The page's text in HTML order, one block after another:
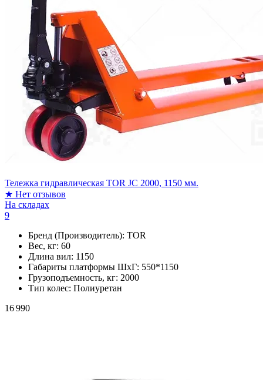
Тележка гидравлическая TOR JC 2000, 1150 мм.
★ Нет отзывов
На складах
9
Бренд (Производитель): TOR
Вес, кг: 60
Длина вил: 1150
Габариты платформы ШxГ: 550*1150
Грузоподъемность, кг: 2000
Тип колес: Полиуретан
16 990